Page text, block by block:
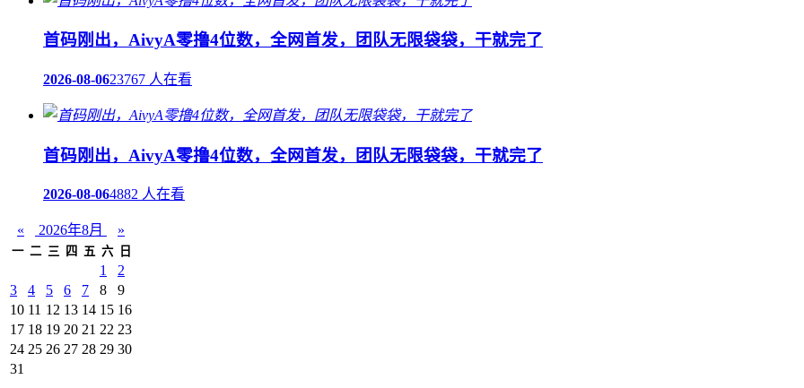
首码刚出，AivyA零撸4位数，全网首发，团队无限袋袋，干就完了
2026-08-0623767 人在看
首码刚出，AivyA零撸4位数，全网首发，团队无限袋袋，干就完了
2026-08-064882 人在看
« 2026年8月 »
一 二 三 四 五 六 日
1
2
3
4 5 6 7 8
9
10 11 12 13 14 15 16
17 18 19 20 21 22 23
24 25 26 27 28 29 30
31